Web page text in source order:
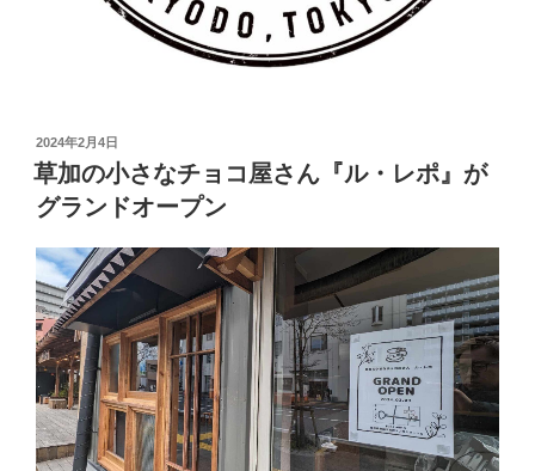
投
稿
日:
2024年2月4日
草加の小さなチョコ屋さん『ル・レポ』が
グランドオープン